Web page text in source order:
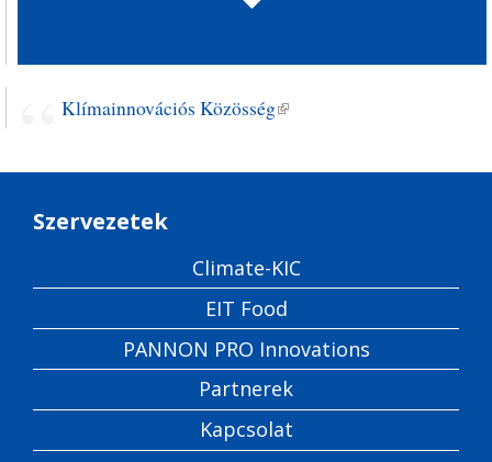
Klímainnovációs Közösség(külső hivatkozás)
Szervezetek
Climate-KIC
EIT Food
PANNON PRO Innovations
Partnerek
Kapcsolat